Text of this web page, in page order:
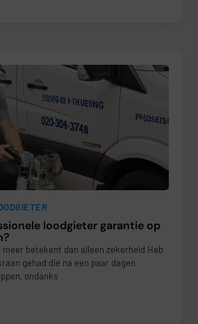
loodgieter garantie op
betekent dan alleen zekerheid Heb
gehad die na een paar dagen
ondanks